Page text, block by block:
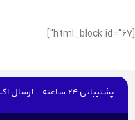
[html_block id="67"]
پشتیبانی 24 ساعته ارسال